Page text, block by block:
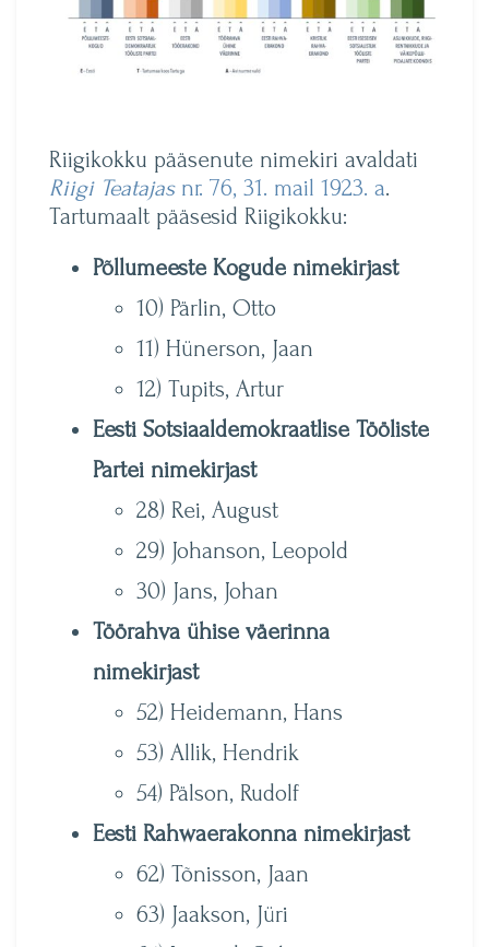
Riigikokku pääsenute nimekiri avaldati
Riigi Teatajasnr. 76, 31. mail 1923. a.
Tartumaalt pääsesid Riigikokku:
Põllumeeste Kogude nimekirjast
10) Pärlin, Otto
11) Hünerson, Jaan
12) Tupits, Artur
Eesti Sotsiaaldemokraatlise Tööliste
Partei nimekirjast
28) Rei, August
29) Johanson, Leopold
30) Jans, Johan
Töörahva ühise väerinna
nimekirjast
52) Heidemann, Hans
53) Allik, Hendrik
54) Pälson, Rudolf
Eesti Rahwaerakonna nimekirjast
62) Tõnisson, Jaan
63) Jaakson, Jüri